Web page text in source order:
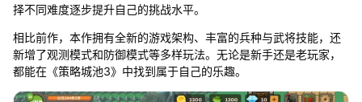
择不同难度逐步提升自己的挑战水平。
相比前作，本作拥有全新的游戏架构、丰富的兵种与武将技能，还
新增了观测模式和防御模式等多样玩法。无论是新手还是老玩家，
都能在《策略城池3》中找到属于自己的乐趣。